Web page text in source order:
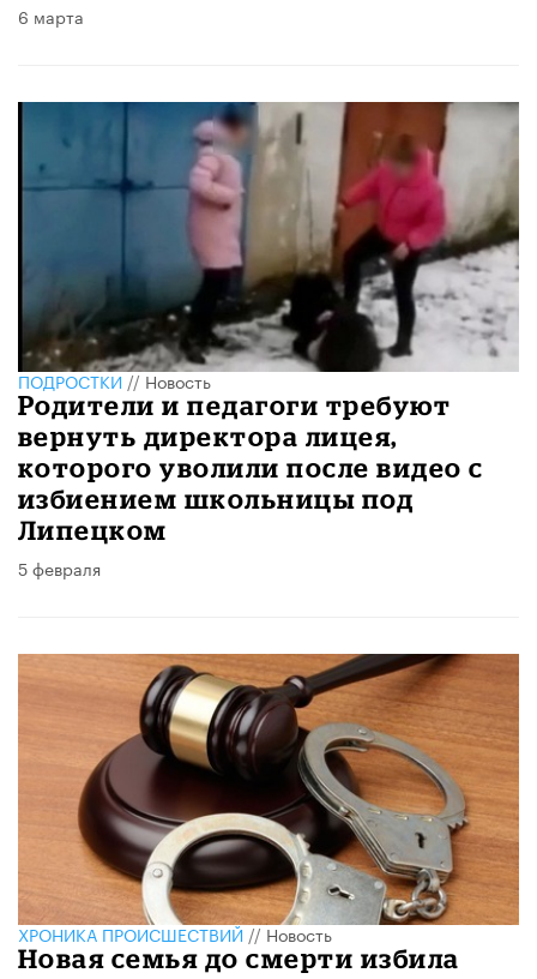
6 марта
ПОДРОСТКИ//Новость
Родители и педагоги требуют
вернуть директора лицея,
которого уволили после видео с
избиением школьницы под
Липецком
5 февраля
ХРОНИКА ПРОИСШЕСТВИЙ//Новость
Новая семья до смерти избила